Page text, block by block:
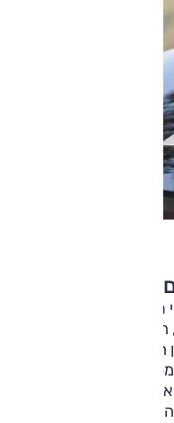
יוקרה של מותגים
לפתוח לנו את בלוטת
מאזדה עם
(164) עם סימפוניה מנועית, שנים רבות
היענות הקהל עם לג'נד.
מעורבת.